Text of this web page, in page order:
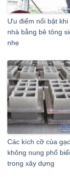
Ưu điểm nổi bật khi
nhà bằng bê tông
nhẹ
Các kích cỡ của
không nung phổ
trong xây dựng